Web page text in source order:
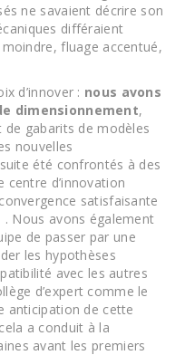
ne savaient décrire son
différaient
fluage accentué,
d’innover : nous avons
dimensionnement,
gabarits de modèles
nouvelles
été confrontés à des
centre d’innovation
satisfaisante
Nous avons également
de passer par une
les hypothèses
avec les autres
d’expert comme le
anticipation de cette
a conduit à la
avant les premiers